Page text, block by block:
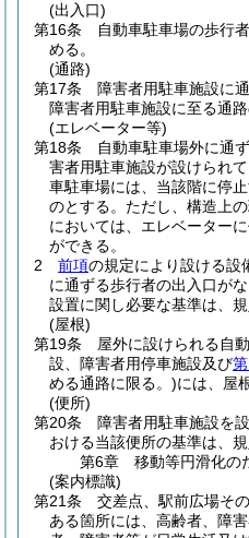
(出入口)
第16条
自動車駐車場の歩行
める。
(通路)
第17条
障害者用駐車施設に
障害者用駐車施設に至る通
(エレベーター等)
第18条
自動車駐車場外に通
害者用駐車施設が設けられ
車駐車場には、当該階に停
のとする。 ただし、構造上
においては、エレベーター
ができる。
2
前項の規定により設ける設
に通ずる歩行者の出入口が
設置に関し必要な基準は、規
(屋根)
第19条
屋外に設けられる自
設、障害者用停車施設及び
める通路に限る。)には、屋
(便所)
第20条
障害者用駐車施設を
おける当該便所の基準は、規
第6章
移動等円滑化の
(案内標識)
第21条
交差点、駅前広場そ
ある箇所には、高齢者、障